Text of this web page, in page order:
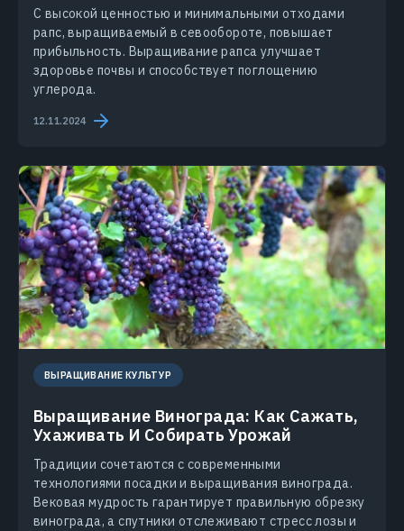
С высокой ценностью и минимальными отходами
рапс, выращиваемый в севообороте, повышает
прибыльность. Выращивание рапса улучшает
здоровье почвы и способствует поглощению
углерода.
12.11.2024
ВЫРАЩИВАНИЕ КУЛЬТУР
Выращивание Винограда: Как Сажать,
Ухаживать И Собирать Урожай
Традиции сочетаются с современными
технологиями посадки и выращивания винограда.
Вековая мудрость гарантирует правильную обрезку
винограда, а спутники отслеживают стресс лозы и